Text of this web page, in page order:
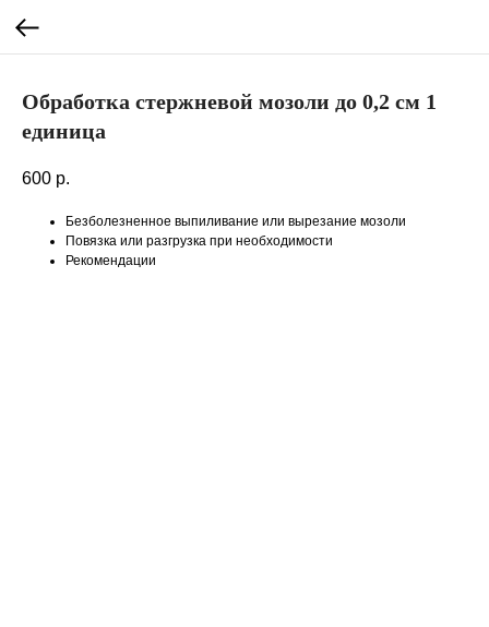
Обработка стержневой мозоли до 0,2 см 1
единица
600 р.
Безболезненное выпиливание или вырезание мозоли
Повязка или разгрузка при необходимости
Рекомендации